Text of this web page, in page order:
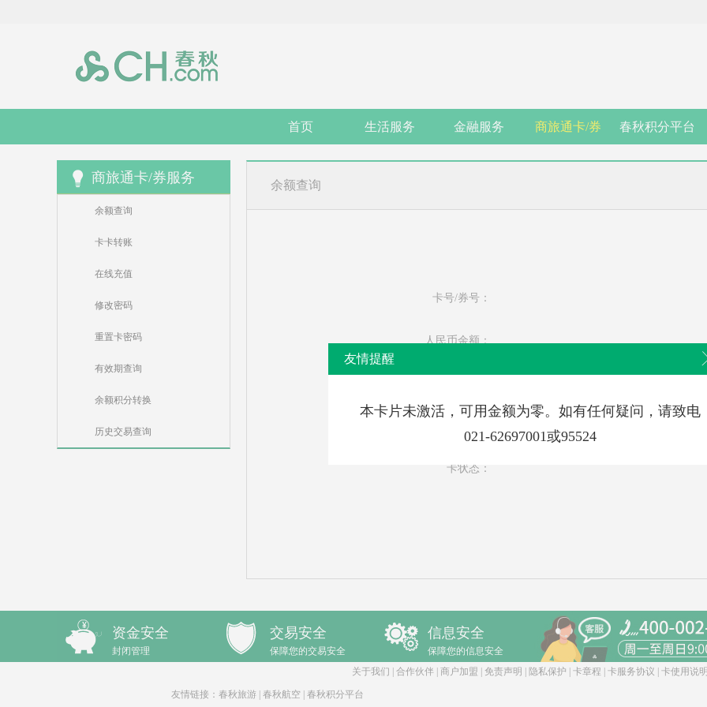
首页 生活服务 金融服务 商旅通卡/券 春秋积分平台
商旅通卡/券服务
余额查询
卡卡转账
在线充值
修改密码
重置卡密码
有效期查询
余额积分转换
历史交易查询
余额查询
卡号/券号：
人民币余额：
卡状态：
资金安全
封闭管理
交易安全
保障您的交易安全
信息安全
保障您的信息安全
关于我们
合作伙伴 商户加盟 免责声明 隐私保护 卡章程 卡服务协议 卡使用说
友情链接： 春秋旅游 春秋航空 春秋积分平台
友情提醒
本卡片未激活，可用金额为零。如有任何疑问，请致电
021-62697001或95524